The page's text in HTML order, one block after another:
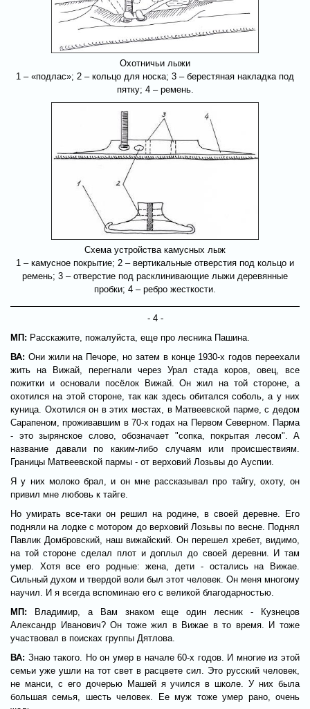
Охотничьи лыжи
1 – «подлас»; 2 – кольцо для носка; 3 – берестяная накладка под
пятку; 4 – ремень.
Схема устройства камусных лыж
1 – камусное покрытие; 2 – вертикальные отверстия под кольцо и
ремень; 3 – отверстие под расклинивающие лыжи деревянные
пробки; 4 – ребро жесткости.
- 4 -
МП: Расскажите, пожалуйста, еще про лесника Пашина.
ВА: Они жили на Печоре, но затем в конце 1930-х годов переехали
жить на Вижай, перегнали через Урал стада коров, овец, все
пожитки и основали посёлок Вижай. Он жил на той стороне, а
охотился на этой стороне, так как здесь обитался соболь, а у них
куница. Охотился он в этих местах, в Матвеевской парме, с дедом
Сарапеном, проживавшим в 70-х годах на Первом Северном. Парма
- это зырянское слово, обозначает "сопка, покрытая лесом". А
название давали по каким-либо случаям или происшествиям.
Границы Матвеевской пармы - от верховий Лозьвы до Ауспии.
Я у них молоко брал, и он мне рассказывал про тайгу, охоту, он
привил мне любовь к тайге.
Но умирать все-таки он решил на родине, в своей деревне. Его
подняли на лодке с мотором до верховий Лозьвы по весне. Поднял
Павлик Домбровский, наш вижайский. Он перешел хребет, видимо,
на той стороне сделал плот и доплыл до своей деревни. И там
умер. Хотя все его родные: жена, дети - остались на Вижае.
Сильный духом и твердой воли был этот человек. Он меня многому
научил. И я всегда вспоминаю его с великой благодарностью.
МП: Владимир, а Вам знаком еще один лесник - Кузнецов
Александр Иванович? Он тоже жил в Вижае в то время. И тоже
участвовал в поисках группы Дятлова.
ВА: Знаю такого. Но он умер в начале 60-х годов. И многие из этой
семьи уже ушли на тот свет в расцвете сил. Это русский человек,
не манси, с его дочерью Машей я учился в школе. У них была
большая семья, шесть человек. Ее муж тоже умер рано, очень